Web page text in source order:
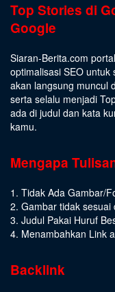
Top Stories di
Google
Siaran-Berita.com
optimalisasi SEO
akan langsung muncul
serta selalu menjadi
ada di judul dan kata
kamu.
Mengapa
1. Tidak Ada Gambar/
2. Gambar tidak sesuai
3. Judul Pakai Huruf
4. Menambahkan Link
Backlink